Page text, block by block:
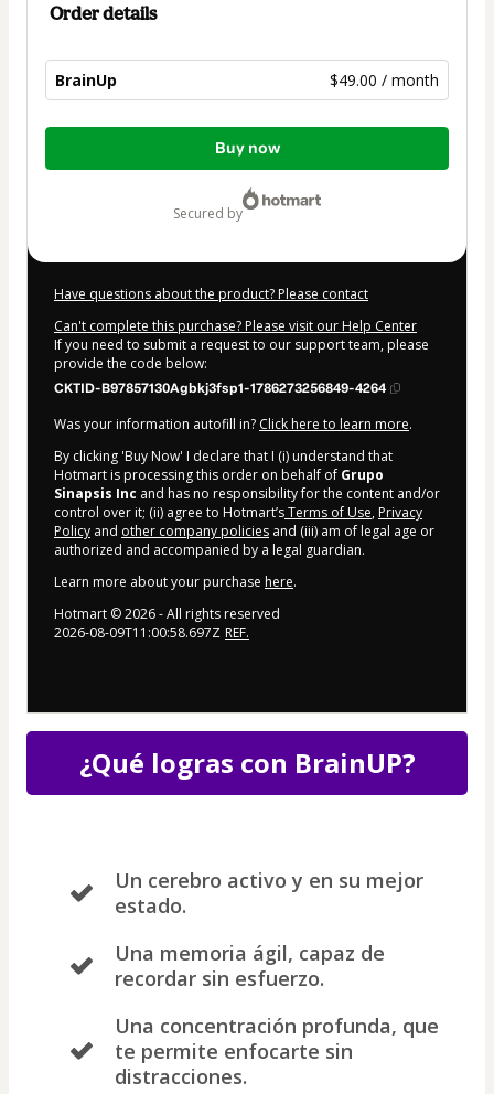
Order details
BrainUp $49.00 / month
Total
$49.00
Buy now
secured by
Have questions about the product? Please contact
Can't complete this purchase? Please visit our Help Center
If you need to submit a request to our support team, please
provide the code below:
CKTID-B97857130Agbkj3fsp1-1786273256849-4264
Was your information autofill in? Click here to learn more.
By clicking 'Buy Now' I declare that I (i) understand that
Hotmart is processing this order on behalf of Grupo
Sinapsis Inc and has no responsibility for the content and/or
control over it; (ii) agree to Hotmart’sTerms of Use, Privacy
Policy and other company policies and (iii) am of legal age or
authorized and accompanied by a legal guardian.
Learn more about your purchase here.
Hotmart ©2026- All rights reserved
2026-08-09T11:00:58.697Z REF.
¿Qué logras con BrainUP?
Un cerebro activo y en su mejor
estado.
Una memoria ágil, capaz de
recordar sin esfuerzo.
Una concentración profunda, que
te permite enfocarte sin
distracciones.